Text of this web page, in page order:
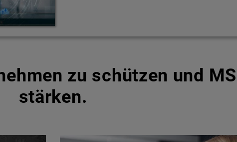
zu schützen und
stärken.